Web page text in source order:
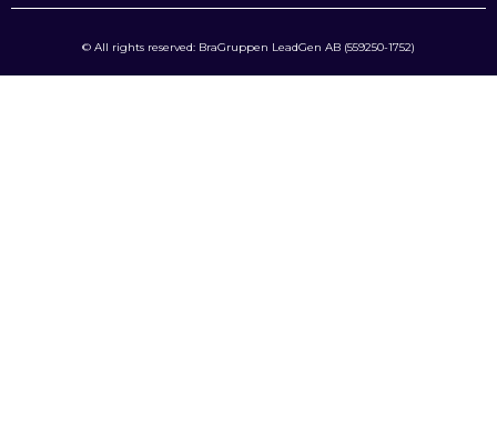
© All rights reserved: BraGruppen LeadGen AB (559250-1752)